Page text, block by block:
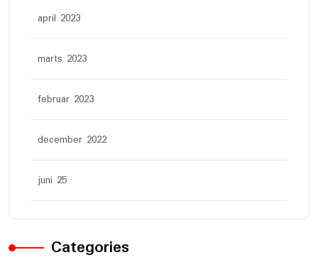
april 2023
marts 2023
februar 2023
december 2022
juni 25
Categories